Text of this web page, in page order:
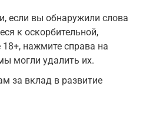
если вы обнаружили слова
к оскорбительной,
18+, нажмите справа на
могли удалить их.
за вклад в развитие